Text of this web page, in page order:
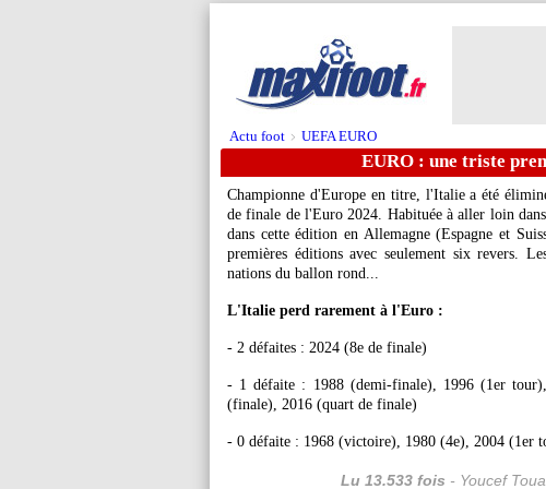
Actu foot > UEFA EURO
EURO : une triste
Championne d'Europe en titre, l'Italie a été
de finale de l'Euro 2024. Habituée à aller loin
dans cette édition en Allemagne (Espagne et
premières éditions avec seulement six revers.
nations du ballon rond...
L'Italie perd rarement à l'Euro :
- 2 défaites : 2024 (8e de finale)
- 1 défaite : 1988 (demi-finale), 1996 (1er
(finale), 2016 (quart de finale)
- 0 défaite : 1968 (victoire), 1980 (4e), 2004 (1er
Lu 13.533 fois - Youcef